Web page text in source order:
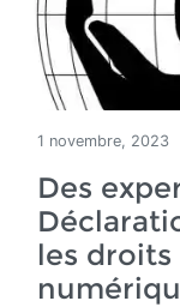
1 novembre, 2023
Des
les